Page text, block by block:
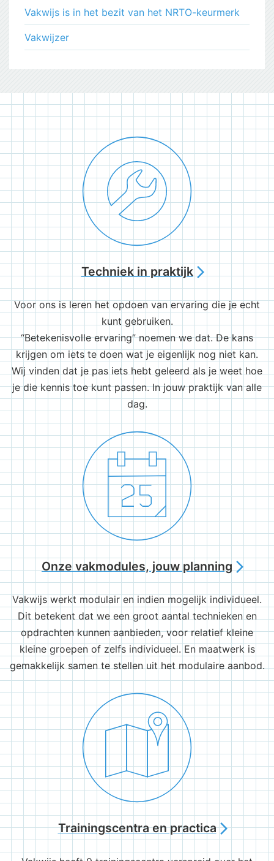
Vakwijs is in het bezit van het NRTO-keurmerk
Vakwijzer
Techniek in praktijkarrow_forward_ios
Voor ons is leren het opdoen van ervaring die je echt
kunt gebruiken.
“Betekenisvolle ervaring” noemen we dat. De kans
krijgen om iets te doen wat je eigenlijk nog niet kan.
Wij vinden dat je pas iets hebt geleerd als je weet hoe
je die kennis toe kunt passen. In jouw praktijk van alle
dag.
Onze vakmodules, jouw planningarrow_forward_ios
Vakwijs werkt modulair en indien mogelijk individueel.
Dit betekent dat we een groot aantal technieken en
opdrachten kunnen aanbieden, voor relatief kleine
kleine groepen of zelfs individueel. En maatwerk is
gemakkelijk samen te stellen uit het modulaire aanbod.
Trainingscentra en practicaarrow_forward_ios